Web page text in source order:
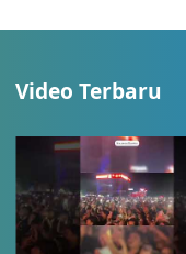
Video Terbaru